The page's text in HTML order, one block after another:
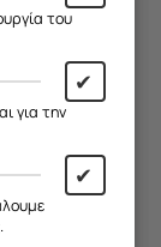
με θήκη
ήχο
του
✔
για την
✔